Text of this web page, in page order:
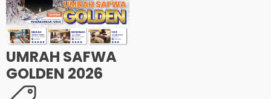
UMRAH SAFWA
GOLDEN 2026